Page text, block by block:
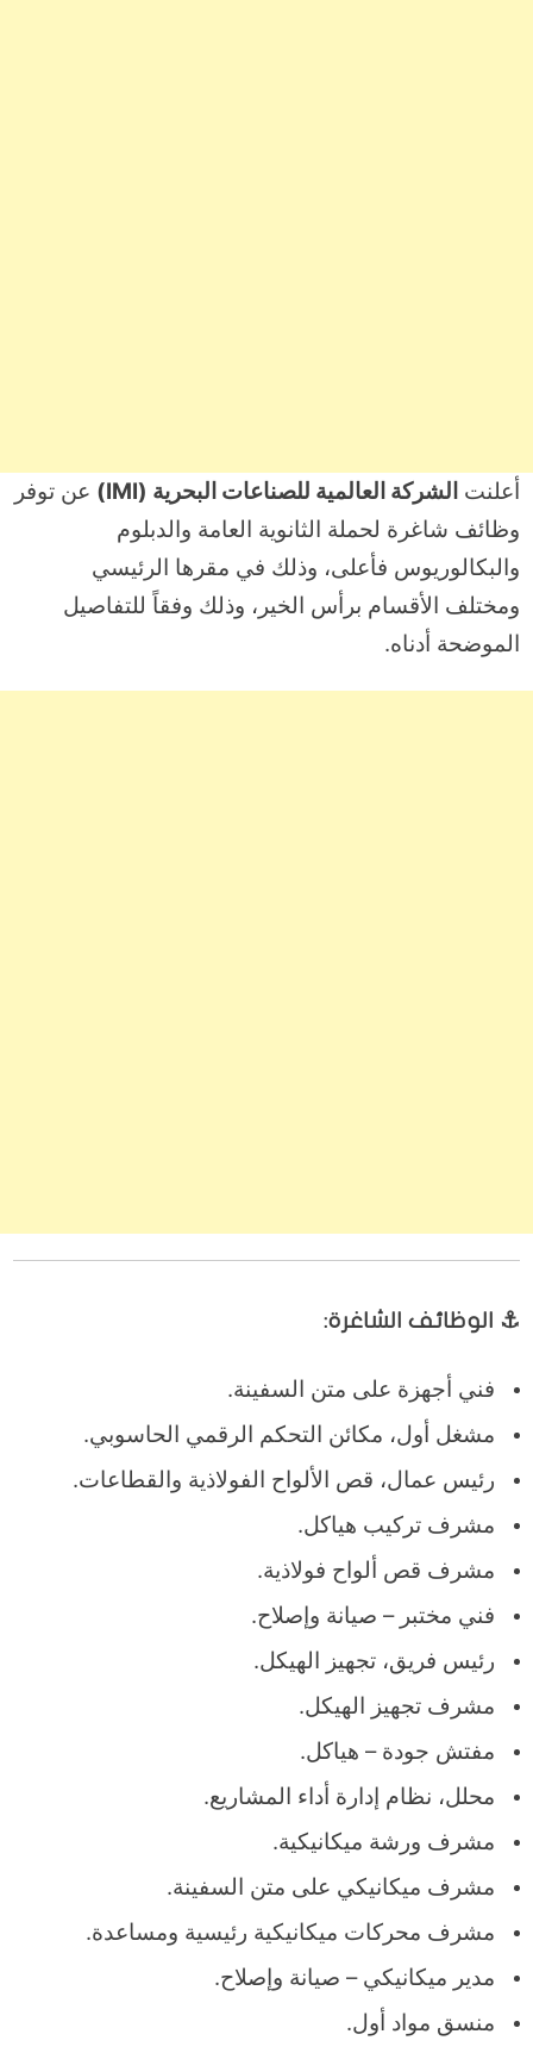
أعلنت الشركة العالمية للصناعات البحرية (IMI)
عن توفر
وظائف شاغرة لحملة الثانوية العامة والدبلوم
والبكالوريوس فأعلى، وذلك في مقرها الرئيسي
ومختلف الأقسام برأس الخير، وذلك وفقاً للتفاصيل
الموضحة أدناه.
⚓ الوظائف الشاغرة:
فني أجهزة على متن السفينة.
مشغل أول، مكائن التحكم الرقمي الحاسوبي.
رئيس عمال، قص الألواح الفولاذية والقطاعات.
مشرف تركيب هياكل.
مشرف قص ألواح فولاذية.
فني مختبر – صيانة وإصلاح.
رئيس فريق، تجهيز الهيكل.
مشرف تجهيز الهيكل.
مفتش جودة – هياكل.
محلل، نظام إدارة أداء المشاريع.
مشرف ورشة ميكانيكية.
مشرف ميكانيكي على متن السفينة.
مشرف محركات ميكانيكية رئيسية ومساعدة.
مدير ميكانيكي – صيانة وإصلاح.
منسق مواد أول.